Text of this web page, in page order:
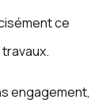
ce
engagement,